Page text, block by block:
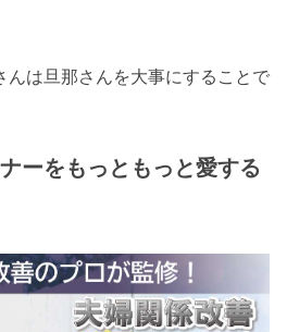
は旦那さんを大事にすることで
ーをもっともっと愛する